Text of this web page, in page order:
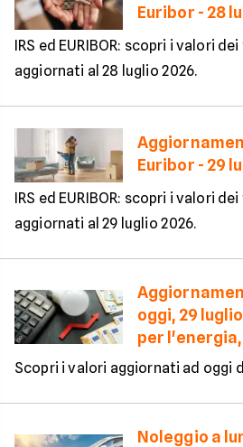
Euribor - 28
IRS ed EURIBOR: scopri i valori
aggiornati al 28 luglio 2026.
Euribor - 29
IRS ed EURIBOR: scopri i valori
aggiornati al 29 luglio 2026.
oggi, 29
per
Scopri i valori aggiornati ad oggi
Noleggio a